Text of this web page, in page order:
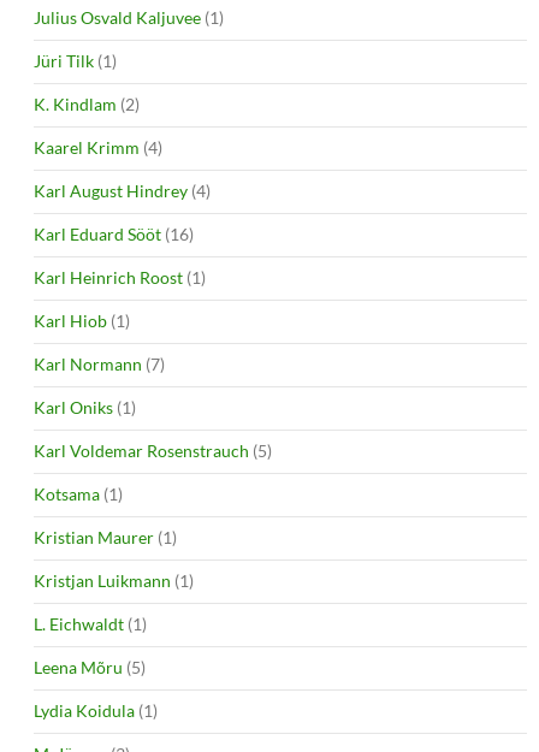
Julius Osvald Kaljuvee (1)
Jüri Tilk (1)
K. Kindlam (2)
Kaarel Krimm (4)
Karl August Hindrey (4)
Karl Eduard Sööt (16)
Karl Heinrich Roost (1)
Karl Hiob (1)
Karl Normann (7)
Karl Oniks (1)
Karl Voldemar Rosenstrauch (5)
Kotsama (1)
Kristian Maurer (1)
Kristjan Luikmann (1)
L. Eichwaldt (1)
Leena Mõru (5)
Lydia Koidula (1)